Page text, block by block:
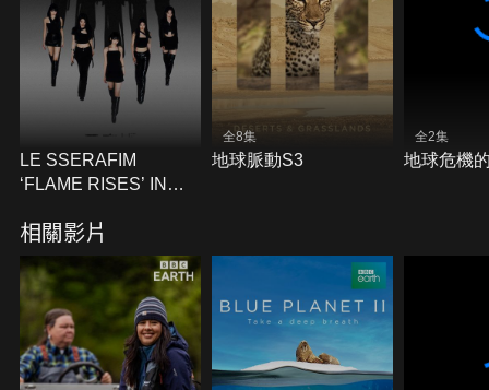
LE SSERAFIM
‘FLAME RISES’ IN
全8集
地球脈動S3
全2集
地球危機
相關影片